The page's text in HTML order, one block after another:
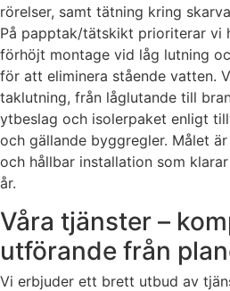
rörelser, samt tätning kring
På papptak/tätskikt prioriterar vi
förhöjt montage vid låg lutning
för att eliminera stående vatten.
taklutning, från låglutande till
ytbeslag och isolerpaket enligt
och gällande byggregler. Målet
och hållbar installation som
år.
Våra tjänster –
utförande från
Vi erbjuder ett brett utbud av